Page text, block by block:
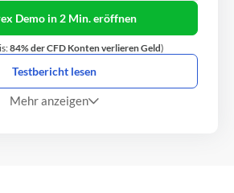
Demo in 2 Min. eröffnen
84% der CFD Konten verlieren Geld)
Testbericht lesen
Mehr anzeigen